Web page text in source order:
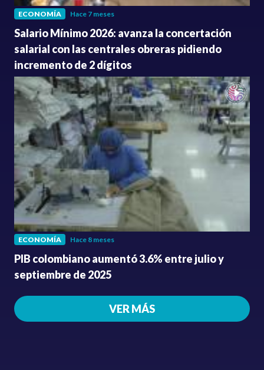
ECONOMÍA Hace 7 meses
Salario Mínimo 2026: avanza la concertación
salarial con las centrales obreras pidiendo
incremento de 2 dígitos
ECONOMÍA Hace 8 meses
PIB colombiano aumentó 3.6% entre julio y
septiembre de 2025
VER MÁS